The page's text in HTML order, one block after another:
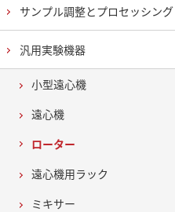
サンプル調整とプロセッシング
汎用実験機器
小型遠心機
遠心機
ローター
遠心機用ラック
ミキサー